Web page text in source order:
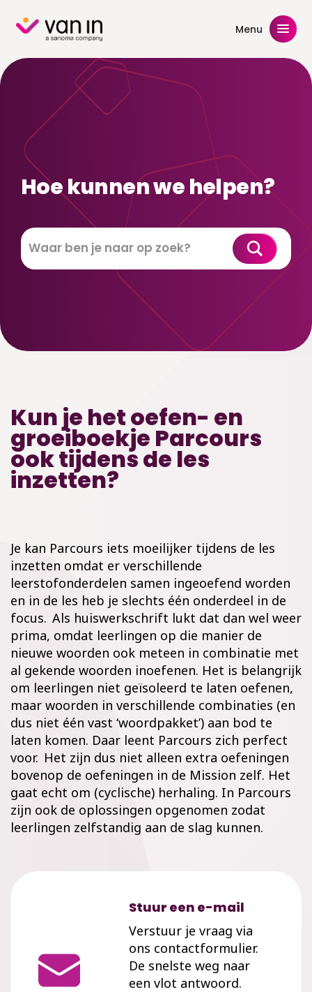
content Menu
Hoe kunnen we helpen?
Zoeken
Kun je het oefen- en
groeiboekje Parcours
ook tijdens de les
inzetten?
Je kan Parcours iets moeilijker tijdens de les
inzetten omdat er verschillende
leerstofonderdelen samen ingeoefend worden
en in de les heb je slechts één onderdeel in de
focus. Als huiswerkschrift lukt dat dan wel weer
prima, omdat leerlingen op die manier de
nieuwe woorden ook meteen in combinatie met
al gekende woorden inoefenen. Het is belangrijk
om leerlingen niet geïsoleerd te laten oefenen,
maar woorden in verschillende combinaties (en
dus niet één vast ‘woordpakket’) aan bod te
laten komen. Daar leent Parcours zich perfect
voor. Het zijn dus niet alleen extra oefeningen
bovenop de oefeningen in de Mission zelf. Het
gaat echt om (cyclische) herhaling. In Parcours
zijn ook de oplossingen opgenomen zodat
leerlingen zelfstandig aan de slag kunnen.
Stuur een e-mail
Verstuur je vraag via
ons contactformulier.
De snelste weg naar
een vlot antwoord.